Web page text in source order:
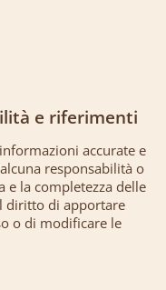
e riferimenti
accurate e
responsabilità o
e la completezza delle
diritto di apportare
o di modificare le